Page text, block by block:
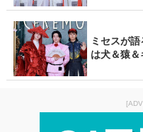
ミセスが
は犬＆猿